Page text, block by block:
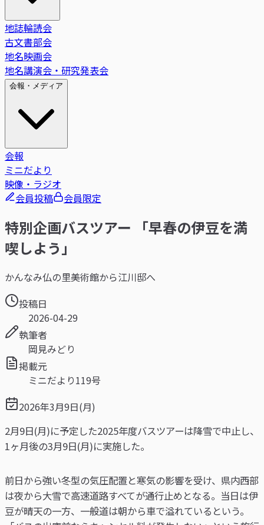
地誌輪読会
古文書部会
地名映画会
地名講演会・研究発表会
会報・メディア
会報
ミニだより
映像・ラジオ
会員投稿
会員限定
特別企画バスツアー 「早春の伊豆を満
喫しよう」
かんなみ仏の里美術館から江川邸へ
投稿日
2026-04-29
執筆者
岡見みどり
掲載元
ミニだより119号
2026年3月9日(月)
2月9日(月)に予定した2025年度バスツアーは降雪で中止し、
1ヶ月後の3月9日(月)に実施した。
前日から強い冬型の気圧配置と寒気の影響を受け、県内西部
は夜から大雪で高速道路すべてが通行止めとなる。当日は伊
豆が晴天の一方、一般道は朝から車で溢れているという。